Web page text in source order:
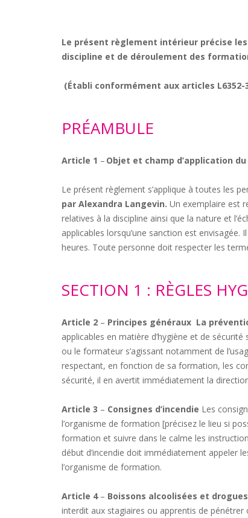
Le présent règlement intérieur précise
discipline et de déroulement des
(Établi conformément aux articles L6352-
PRÉAMBULE
Article 1 – Objet et champ d’application
Le présent règlement s’applique à toutes les
par Alexandra Langevin. Un exemplaire est
relatives à la discipline ainsi que la nature et
applicables lorsqu’une sanction est
heures. Toute personne doit respecter les
SECTION 1 : RÈGLES
Article 2 – Principes généraux La
applicables en matière d’hygiène et de
ou le formateur s’agissant notamment de
respectant, en fonction de sa formation, les
sécurité, il en avertit immédiatement la
Article 3 – Consignes d’incendie Les
l’organisme de formation [précisez le lieu si
formation et suivre dans le calme les
début d’incendie doit immédiatement appeler
l’organisme de formation.
Article 4 – Boissons alcoolisées et drogues
interdit aux stagiaires ou apprentis de pénétrer